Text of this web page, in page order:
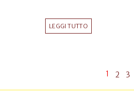
LEGGI TUTTO
1 2 3